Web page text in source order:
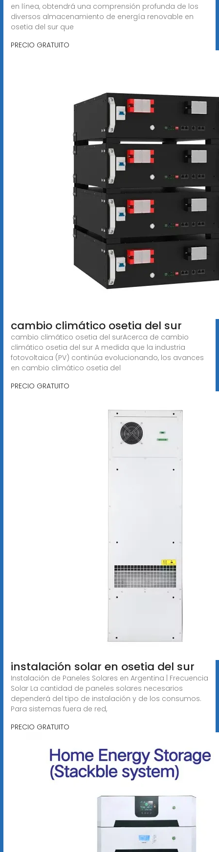
en línea, obtendrá una comprensión profunda de los
diversos almacenamiento de energía renovable en
osetia del sur que
PRECIO GRATUITO
cambio climático osetia del sur
cambio climático osetia del surAcerca de cambio
climático osetia del sur A medida que la industria
fotovoltaica (PV) continúa evolucionando, los avances
en cambio climático osetia del
PRECIO GRATUITO
instalación solar en osetia del sur
Instalación de Paneles Solares en Argentina | Frecuencia
Solar La cantidad de paneles solares necesarios
dependerá del tipo de instalación y de los consumos.
Para sistemas fuera de red,
PRECIO GRATUITO